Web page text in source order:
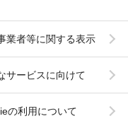
業者等に関する表示
サービスに向けて
の利用について